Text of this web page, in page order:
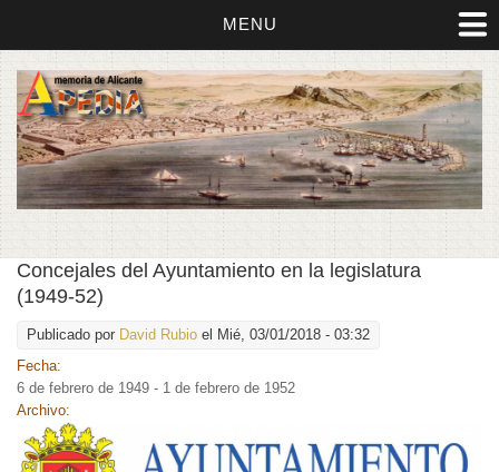
MENU
Concejales del Ayuntamiento en la legislatura
(1949-52)
Publicado por David Rubio el Mié, 03/01/2018 - 03:32
Fecha:
6 de febrero de 1949 - 1 de febrero de 1952
Archivo: